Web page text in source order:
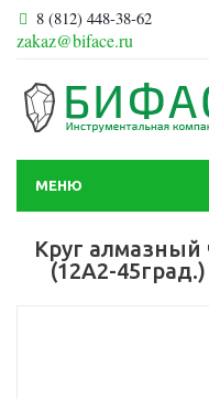
8 (812) 448-38-62
zakaz@biface.ru
МЕНЮ
Круг
(12А2-